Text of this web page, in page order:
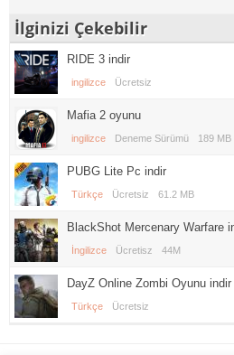
İlginizi Çekebilir
RIDE 3 indir
ingilizce Ücretsiz
Mafia 2 oyunu
ingilizce Deneme Sürümü 189 MB
PUBG Lite Pc indir
Türkçe Ücretsiz 61.2 MB
BlackShot Mercenary Warfare
İngilizce Ücretisz 44M
DayZ Online Zombi Oyunu indir
Türkçe Ücretsiz